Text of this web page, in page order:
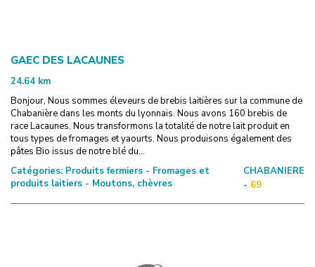
GAEC DES LACAUNES
24.64 km
Bonjour, Nous sommes éleveurs de brebis laitières sur la commune de
Chabanière dans les monts du lyonnais. Nous avons 160 brebis de
race Lacaunes. Nous transformons la totalité de notre lait produit en
tous types de fromages et yaourts. Nous produisons également des
pâtes Bio issus de notre blé du...
Catégories: Produits fermiers - Fromages et
produits laitiers - Moutons, chèvres
CHABANIERE
- 69